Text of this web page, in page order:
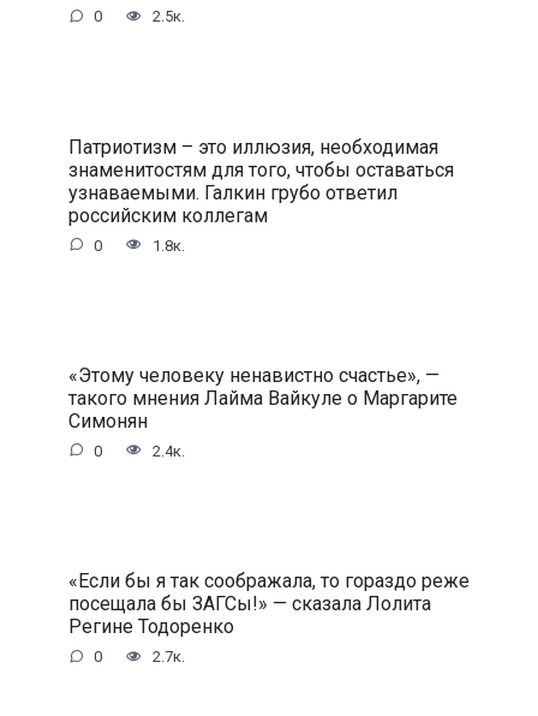
0 2.5к.
Патриотизм – это иллюзия, необходимая
знаменитостям для того, чтобы оставаться
узнаваемыми. Галкин грубо ответил
российским коллегам
0 1.8к.
«Этому человеку ненавистно счастье», —
такого мнения Лайма Вайкуле о Маргарите
Симонян
0 2.4к.
«Если бы я так соображала, то гораздо реже
посещала бы ЗАГСы!» — сказала Лолита
Регине Тодоренко
0 2.7к.